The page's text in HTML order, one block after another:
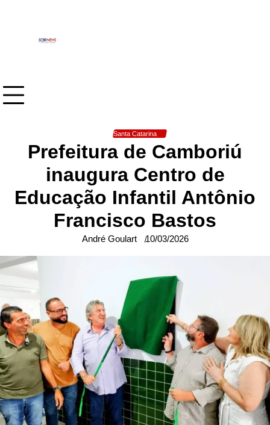
Santa Catarina
Prefeitura de Camboriú
inaugura Centro de
Educação Infantil Antônio
Francisco Bastos
André Goulart 10/03/2026